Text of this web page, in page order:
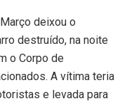
deixou o
destruído, na noite
o Corpo de
A vítima teria
e levada para